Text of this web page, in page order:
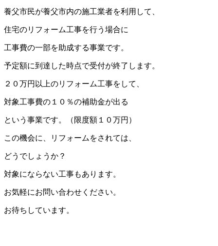
養父市民が養父市内の施工業者を利用して、
住宅のリフォーム工事を行う場合に
工事費の一部を助成する事業です。
予定額に到達した時点で受付が終了します。
２０万円以上のリフォーム工事をして、
対象工事費の１０％の補助金が出る
という事業です。（限度額１０万円）
この機会に、リフォームをされては、
どうでしょうか？
対象にならない工事もあります。
お気軽にお問い合わせください。
お待ちしています。